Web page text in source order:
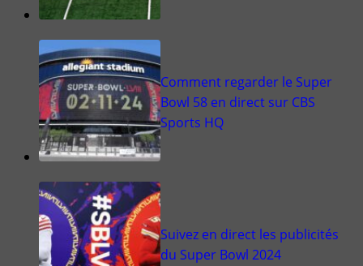
Comment regarder le Super
Bowl 58 en direct sur CBS
Sports HQ
Suivez en direct les publicités
du Super Bowl 2024